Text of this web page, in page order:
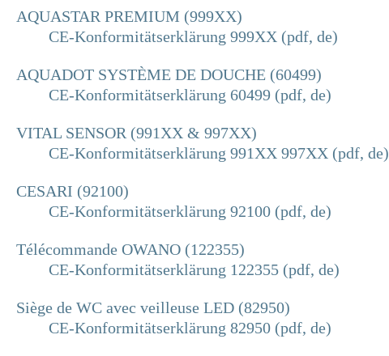
AQUASTAR PREMIUM (999XX)
CE-Konformitätserklärung 999XX (pdf, de)
AQUADOT SYSTÈME DE DOUCHE (60499)
CE-Konformitätserklärung 60499 (pdf, de)
VITAL SENSOR (991XX & 997XX)
CE-Konformitätserklärung 991XX 997XX (pdf, de)
CESARI (92100)
CE-Konformitätserklärung 92100 (pdf, de)
Télécommande OWANO (122355)
CE-Konformitätserklärung 122355 (pdf, de)
Siège de WC avec veilleuse LED (82950)
CE-Konformitätserklärung 82950 (pdf, de)